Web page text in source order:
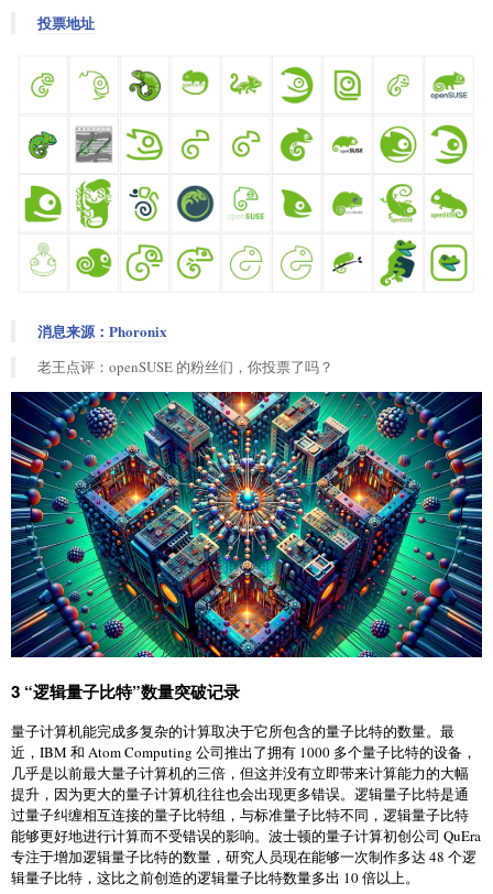
投票地址
消息来源：Phoronix
老王点评：openSUSE 的粉丝们，你投票了吗？
3 “逻辑量子比特”数量突破记录
量子计算机能完成多复杂的计算取决于它所包含的量子比特的数量。最
近，IBM 和 Atom Computing 公司推出了拥有 1000 多个量子比特的设备，
几乎是以前最大量子计算机的三倍，但这并没有立即带来计算能力的大幅
提升，因为更大的量子计算机往往也会出现更多错误。逻辑量子比特是通
过量子纠缠相互连接的量子比特组，与标准量子比特不同，逻辑量子比特
能够更好地进行计算而不受错误的影响。波士顿的量子计算初创公司 QuEra
专注于增加逻辑量子比特的数量，研究人员现在能够一次制作多达 48 个逻
辑量子比特，这比之前创造的逻辑量子比特数量多出 10 倍以上。